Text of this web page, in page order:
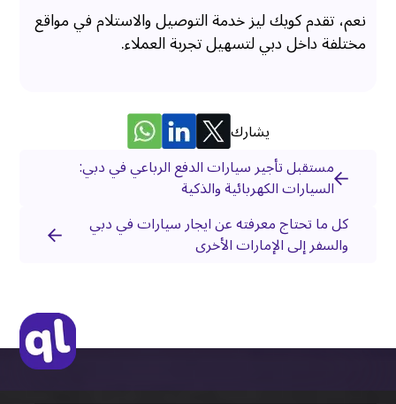
نعم، تقدم كويك ليز خدمة التوصيل والاستلام في مواقع
مختلفة داخل دبي لتسهيل تجربة العملاء.
يشارك
مستقبل تأجير سيارات الدفع الرباعي في دبي:
السيارات الكهربائية والذكية
كل ما تحتاج معرفته عن ايجار سيارات في دبي
والسفر إلى الإمارات الأخرى